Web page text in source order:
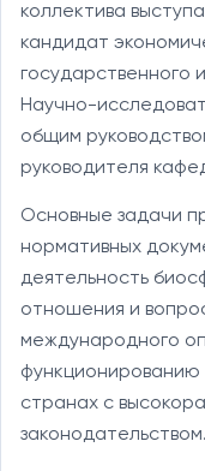
коллектива
кандидат
государственного
Научно-
общим
руководителя
Основные задачи
нормативных
деятельность
отношения и
международного
функционированию
странах с
законодательством.